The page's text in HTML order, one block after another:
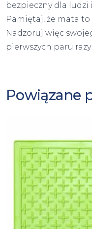
bezpieczny dla ludzi
Pamiętaj, że mata
Nadzoruj więc
pierwszych paru
Powiązane